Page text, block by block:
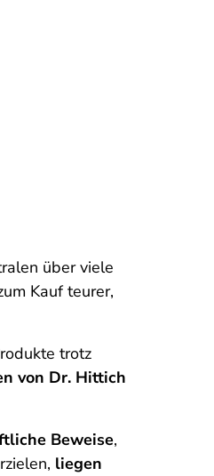
über viele
Kauf teurer,
trotz
von Dr. Hittich
Beweise,
liegen